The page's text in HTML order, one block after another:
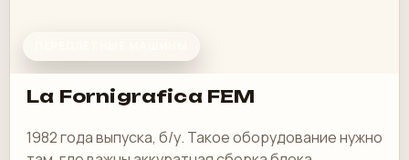
La Fornigrafica FEM
1982 года выпуска, б/у. Такое оборудование нужно